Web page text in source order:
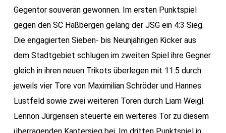
Gegentor souverän gewonnen. Im ersten Punktspiel
gegen den SC Haßbergen gelang der JSG ein 4:3 Sieg.
Die engagierten Sieben- bis Neunjährigen Kicker aus
dem Stadtgebiet schlugen im zweiten Spiel ihre Gegner
gleich in ihren neuen Trikots überlegen mit 11:5 durch
jeweils vier Tore von Maximilian Schröder und Hannes
Lustfeld sowie zwei weiteren Toren durch Liam Weigl.
Lennon Jürgensen steuerte ein weiteres Tor zu diesem